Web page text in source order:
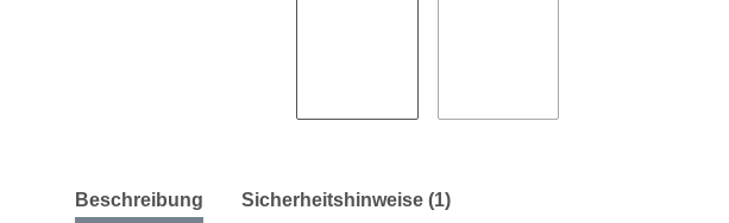
Beschreibung Sicherheitshinweise (1)